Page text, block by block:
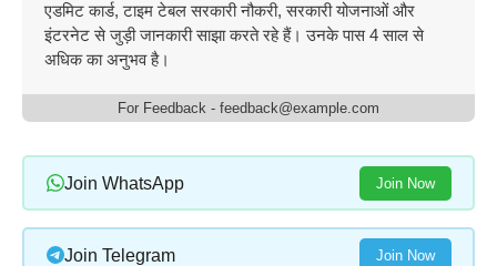
एडमिट कार्ड, टाइम टेबल सरकारी नौकरी, सरकारी योजनाओं और
इंटरनेट से जुड़ी जानकारी साझा करते रहे हैं। उनके पास 4 साल से
अधिक का अनुभव है।
For Feedback - feedback@example.com
Join WhatsApp Join Now
Join Telegram Join Now